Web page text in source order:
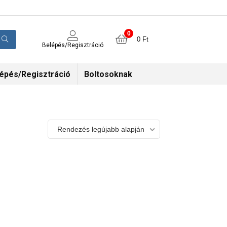
Belépés/Regisztráció
0
0 Ft
Regisztráció Boltosoknak
Rendezés legújabb alapján